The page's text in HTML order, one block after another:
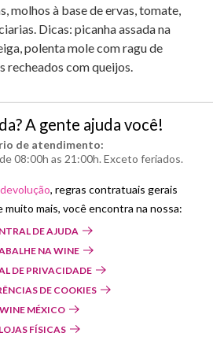
molhos à base de ervas, tomate,
Dicas: picanha assada na
polenta mole com ragu de
recheados com queijos.
A gente ajuda você!
de atendimento:
08:00h as 21:00h. Exceto feriados.
, regras contratuais gerais
muito mais, você encontra na nossa:
DE AJUDA
NA WINE
DE PRIVACIDADE
DE COOKIES
WINE MÉXICO
LOJAS FÍSICAS